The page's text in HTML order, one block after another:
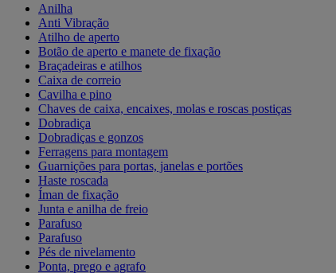
Anilha
Anti Vibração
Atilho de aperto
Botão de aperto e manete de fixação
Braçadeiras e atilhos
Caixa de correio
Cavilha e pino
Chaves de caixa, encaixes, molas e roscas postiças
Dobradiça
Dobradiças e gonzos
Ferragens para montagem
Guarnições para portas, janelas e portões
Haste roscada
Íman de fixação
Junta e anilha de freio
Parafuso
Parafuso
Pés de nivelamento
Ponta, prego e agrafo